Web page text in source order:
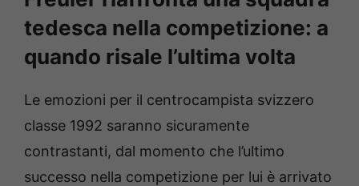
tedesca nella competizione: a
quando risale l’ultima volta
Le emozioni per il centrocampista svizzero
classe 1992 saranno sicuramente
contrastanti, dal momento che l’ultimo
successo nella competizione per lui è arrivato